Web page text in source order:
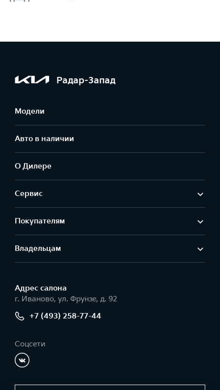
Радар-Запад
Модели
Авто в наличии
О Дилере
Сервис
Покупателям
Владельцам
Адрес салонa
г. Иваново, ул. Фрунзе, д. 92
+7 (493) 258-77-44
Соцсети